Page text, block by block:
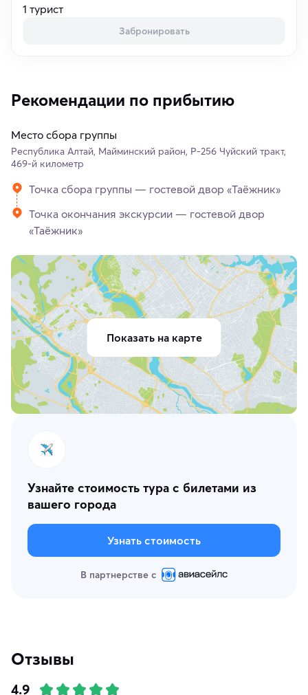
1 турист
Забронировать
Рекомендации по прибытию
Место сбора группы
Республика Алтай, Майминский район, Р-256 Чуйский тракт,
469-й километр
Точка сбора группы — гостевой двор «Таёжник»
Точка окончания экскурсии — гостевой двор
«Таёжник»
Показать на карте
Узнайте стоимость тура с билетами из
вашего города
Узнать стоимость
В партнерстве с
Отзывы
4.9